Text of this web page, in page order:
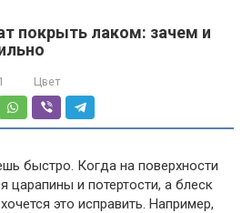
покрыть лаком: зачем и
Цвет
быстро. Когда на поверхности
царапины и потертости, а блеск
это исправить. Например,